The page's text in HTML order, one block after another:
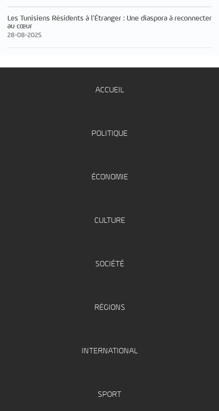
Les Tunisiens Résidents à l’Étranger : Une diaspora à reconnecter
au cœur
28-08-2025
ACCUEIL
POLITIQUE
ÉCONOMIE
CULTURE
SOCIÉTÉ
RÉGIONS
INTERNATIONAL
SPORT